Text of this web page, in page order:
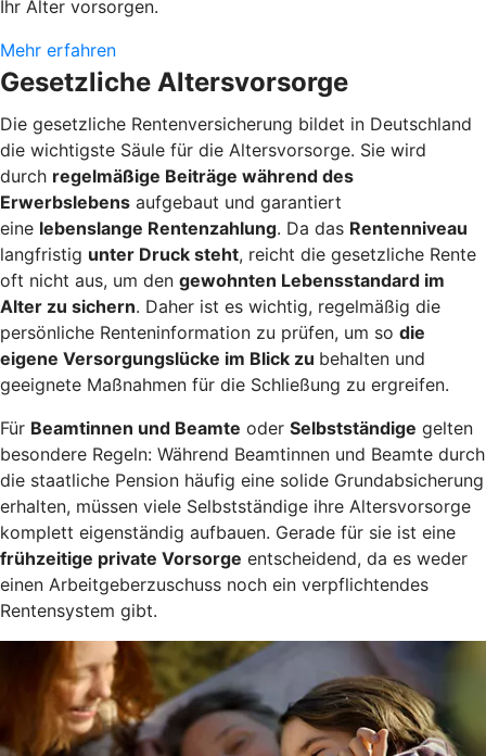
Ihr Alter vorsorgen.
Mehr erfahren
Gesetzliche Altersvorsorge
Die gesetzliche Rentenversicherung bildet in Deutschland
die wichtigste Säule für die Altersvorsorge. Sie wird
durch regelmäßige Beiträge während des
Erwerbslebens aufgebaut und garantiert
eine lebenslange Rentenzahlung. Da das Rentenniveau
langfristig unter Druck steht, reicht die gesetzliche Rente
oft nicht aus, um den gewohnten Lebensstandard im
Alter zu sichern. Daher ist es wichtig, regelmäßig die
persönliche Renteninformation zu prüfen, um so die
eigene Versorgungslücke im Blick zu behalten und
geeignete Maßnahmen für die Schließung zu ergreifen.
Für Beamtinnen und Beamte oder Selbstständige gelten
besondere Regeln: Während Beamtinnen und Beamte durch
die staatliche Pension häufig eine solide Grundabsicherung
erhalten, müssen viele Selbstständige ihre Altersvorsorge
komplett eigenständig aufbauen. Gerade für sie ist eine
frühzeitige private Vorsorge entscheidend, da es weder
einen Arbeitgeberzuschuss noch ein verpflichtendes
Rentensystem gibt.